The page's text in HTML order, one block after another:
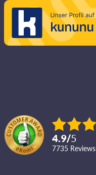
4.9/5
7735 reviews